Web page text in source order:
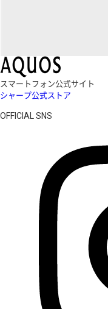
スマートフォン公式サイト
シャープ公式ストア
OFFICIAL SNS